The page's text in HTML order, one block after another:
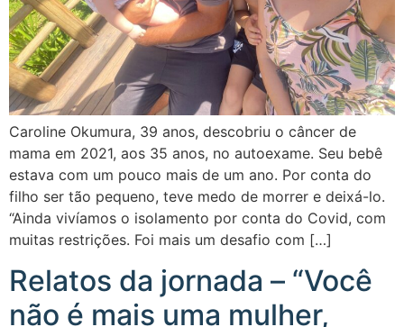
Caroline Okumura, 39 anos, descobriu o câncer de
mama em 2021, aos 35 anos, no autoexame. Seu bebê
estava com um pouco mais de um ano. Por conta do
filho ser tão pequeno, teve medo de morrer e deixá-lo.
“Ainda vivíamos o isolamento por conta do Covid, com
muitas restrições. Foi mais um desafio com […]
Relatos da jornada – “Você
não é mais uma mulher,